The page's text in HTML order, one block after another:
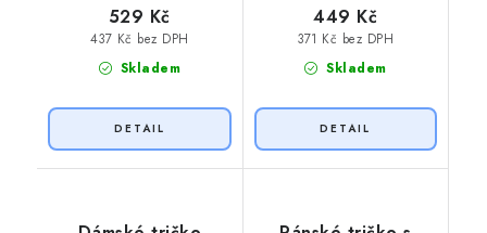
Skladem
437 Kč bez DPH
529 Kč
Skladem
371 Kč bez DPH
449 Kč